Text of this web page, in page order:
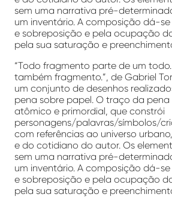
sem uma narrativa pré-
um inventário. A composição dá-
e sobreposição e pela ocupação
pela sua saturação e
“Todo fragmento parte de um
também fragmento.”, de Gabriel
um conjunto de desenhos
pena sobre papel. O traço da pena
atômico e primordial, que constrói
personagens/palavras/símbolos/
com referências ao universo
e do cotidiano do autor. Os
sem uma narrativa pré-
um inventário. A composição dá-
e sobreposição e pela ocupação
pela sua saturação e